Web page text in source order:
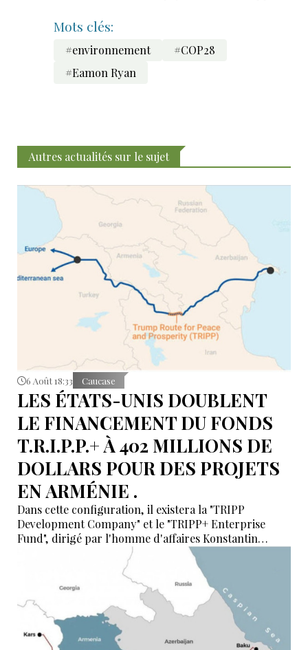
Mots clés:
#environnement
#COP28
#Eamon Ryan
Autres actualités sur le sujet
6 Août 18:33 Caucase
LES ÉTATS-UNIS DOUBLENT
LE FINANCEMENT DU FONDS
T.R.I.P.P.+ À 402 MILLIONS DE
DOLLARS POUR DES PROJETS
EN ARMÉNIE .
Dans cette configuration, il existera la "TRIPP
Development Company" et le "TRIPP+ Enterprise
Fund", dirigé par l'homme d'affaires Konstantin